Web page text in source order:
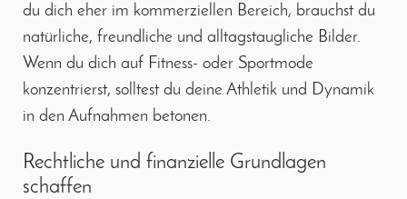
du dich eher im kommerziellen Bereich, brauchst du
natürliche, freundliche und alltagstaugliche Bilder.
Wenn du dich auf Fitness- oder Sportmode
konzentrierst, solltest du deine Athletik und Dynamik
in den Aufnahmen betonen.
Rechtliche und finanzielle Grundlagen
schaffen